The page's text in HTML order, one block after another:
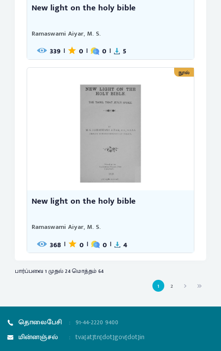
New light on the holy bible
Ramaswami Aiyar, M. S.
339 | 0 | 0 | 5
நூல்
New light on the holy bible
Ramaswami Aiyar, M. S.
368 | 0 | 0 | 4
பார்ப்பவை 1 முதல் 24 மொத்தம் 64
1
2
தொலைபேசி : 91-44-2220 9400
மின்னஞ்சல்
: tva[at]tn[dot]gov[dot]in